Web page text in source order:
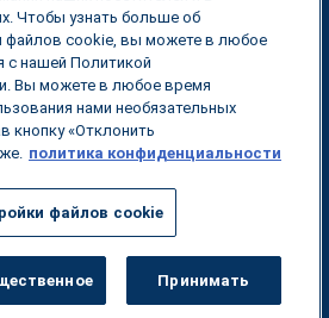
Политика
конфиденциальности
Чтобы узнать больше об
файлов cookie, вы можете в любое
с нашей Политикой
Вы можете в любое время
нами необязательных
кнопку «Отклонить
политика конфиденциальности
файлов cookie
Принимать